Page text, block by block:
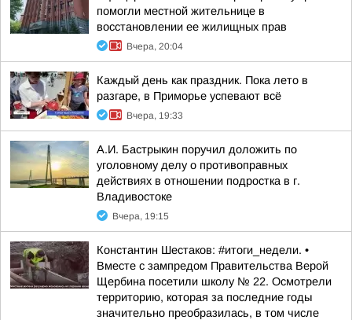
помогли местной жительнице в
восстановлении ее жилищных прав
Вчера, 20:04
Каждый день как праздник. Пока лето в
разгаре, в Приморье успевают всё
Вчера, 19:33
А.И. Бастрыкин поручил доложить по
уголовному делу о противоправных
действиях в отношении подростка в г.
Владивостоке
Вчера, 19:15
Константин Шестаков: #итоги_недели. •
Вместе с зампредом Правительства Верой
Щербина посетили школу № 22. Осмотрели
территорию, которая за последние годы
значительно преобразилась, в том числе